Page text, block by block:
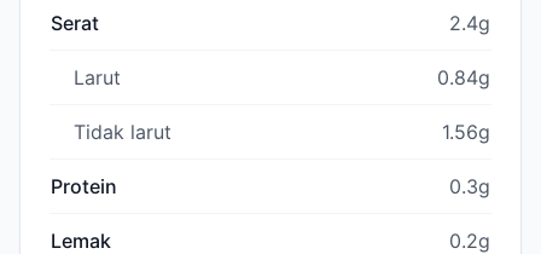
Serat 2.4g
Larut 0.84g
Tidak larut 1.56g
Protein 0.3g
Lemak 0.2g